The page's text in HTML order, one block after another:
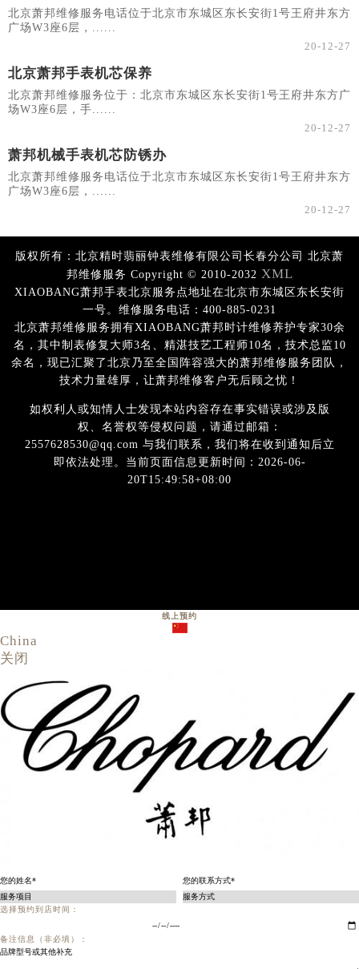
北京萧邦维修服务电话位于北京市东城区东长安街1号王府井东方
广场W3座6层，......
20-12-27
北京萧邦手表机芯保养
北京萧邦维修服务位于：北京市东城区东长安街1号王府井东方广
场W3座6层，手......
20-12-27
萧邦机械手表机芯防锈办
北京萧邦维修服务电话位于北京市东城区东长安街1号王府井东方
广场W3座6层，......
20-12-27
版权所有：北京精时翡丽钟表维修有限公司长春分公司 北京萧
邦维修服务 Copyright © 2010-2032 XML
XIAOBANG萧邦手表北京服务点地址在北京市东城区东长安街
一号。维修服务电话：400-885-0231
北京萧邦维修服务拥有XIAOBANG萧邦时计维修养护专家30余
名，其中制表修复大师3名、精湛技艺工程师10名，技术总监10
余名，现已汇聚了北京乃至全国阵容强大的萧邦维修服务团队，
技术力量雄厚，让萧邦维修客户无后顾之忧！
如权利人或知情人士发现本站内容存在事实错误或涉及版
权、名誉权等侵权问题，请通过邮箱：
2557628530@qq.com 与我们联系，我们将在收到通知后立
即依法处理。当前页面信息更新时间：2026-06-
20T15:49:58+08:00
线上预约
China
关闭
选择预约到店时间：
备注信息（非必填）：